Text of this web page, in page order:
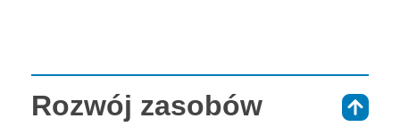
Rozwój zasobów